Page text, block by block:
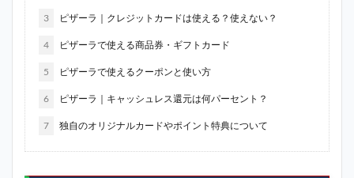
3 ピザーラ｜クレジットカードは使える？使えない？
4 ピザーラで使える商品券・ギフトカード
5 ピザーラで使えるクーポンと使い方
6 ピザーラ｜キャッシュレス還元は何パーセント？
7 独自のオリジナルカードやポイント特典について